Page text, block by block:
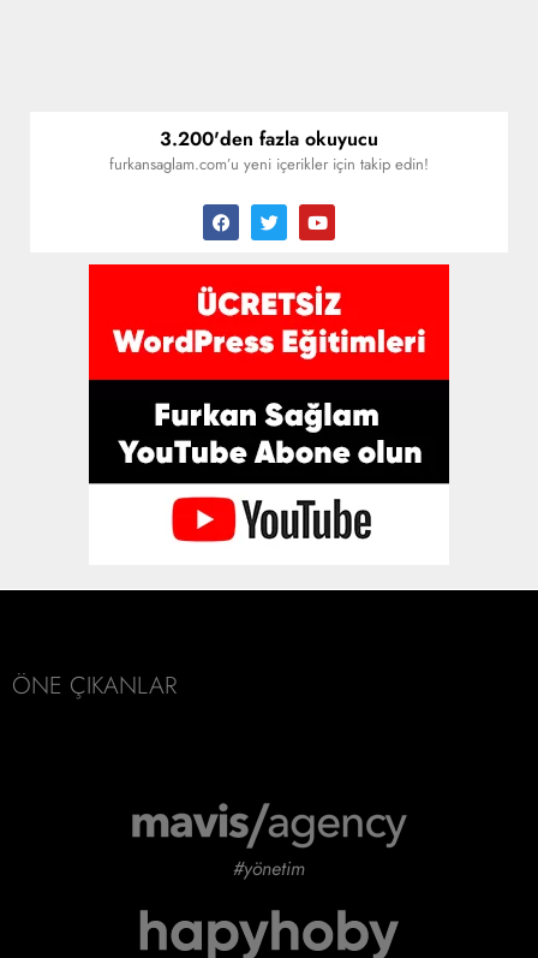
3.200'den fazla okuyucu
furkansaglam.com’u yeni içerikler için takip edin!
ÖNE ÇIKANLAR
#yönetim